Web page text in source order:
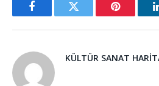
FacebookTwitter Pinterest
KÜLTÜR SANAT